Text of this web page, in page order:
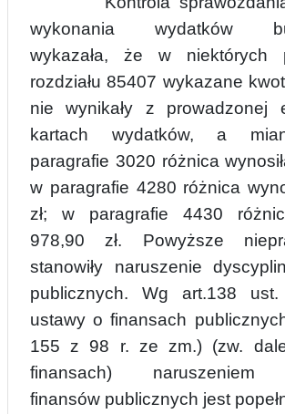
wykonania wydatków
wykazała, że w niektórych
rozdziału 85407 wykazane
nie wynikały z prowadzonej
kartach wydatków, a
paragrafie 3020 różnica
w paragrafie 4280 różnica
zł; w paragrafie 4430
978,90 zł. Powyższe
stanowiły naruszenie
publicznych. Wg art.138
ustawy o finansach
155 z 98 r. ze zm.) (zw.
finansach) naruszeniem
finansów publicznych jest